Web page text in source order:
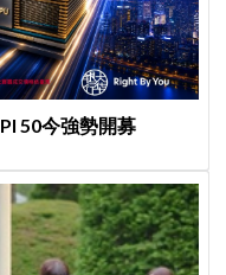
50今強勢開募